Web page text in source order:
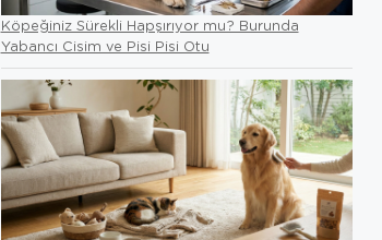
Köpeğiniz Sürekli Hapşırıyor mu? Burunda
Yabancı Cisim ve Pisi Pisi Otu